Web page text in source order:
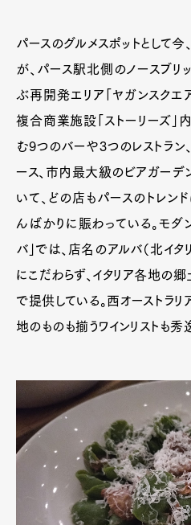
パースのグルメスポットとして
が、パース駅北側のノースブ
ぶ再開発エリア「ヤガンスクエ
複合商業施設「ストーリーズ」
む9つのバーや3つのレストラン
ース、市内最大級のビアガー
いて、どの店もパースのトレ
んばかりに賑わっている。モダ
バ」では、店名のアルバ（北イ
にこだわらず、イタリア各地の
で提供している。西オーストラ
地のものも揃うワインリストも秀